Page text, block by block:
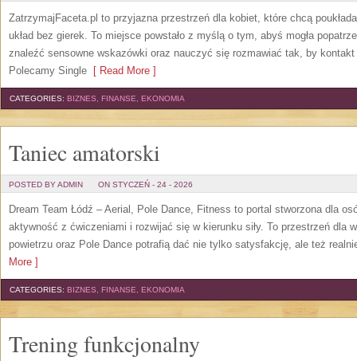
ZatrzymajFaceta.pl to przyjazna przestrzeń dla kobiet, które chcą
układ bez gierek. To miejsce powstało z myślą o tym, abyś mogła
znaleźć sensowne wskazówki oraz nauczyć się rozmawiać tak, by
Polecamy Single [ Read More ]
CATEGORIES: BIZNES, FINANSE, EKONOMIA
Taniec amatorski
POSTED BY ADMIN ON STYCZEŃ - 24 - 2026
Dream Team Łódź – Aerial, Pole Dance, Fitness to portal stworzona dla
aktywność z ćwiczeniami i rozwijać się w kierunku siły. To przestrzeń dla
powietrzu oraz Pole Dance potrafią dać nie tylko satysfakcję, ale też
More ]
CATEGORIES: BIZNES, FINANSE, EKONOMIA
Trening funkcjonalny